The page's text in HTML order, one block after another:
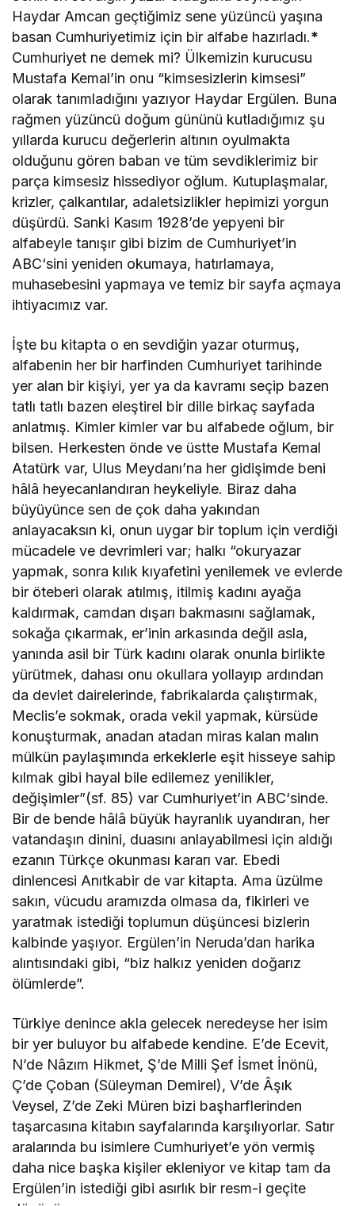
Haydar Amcan geçtiğimiz sene yüzüncü yaşına
basan Cumhuriyetimiz için bir alfabe hazırladı.*
Cumhuriyet ne demek mi? Ülkemizin kurucusu
Mustafa Kemal’in onu “kimsesizlerin kimsesi”
olarak tanımladığını yazıyor Haydar Ergülen. Buna
rağmen yüzüncü doğum gününü kutladığımız şu
yıllarda kurucu değerlerin altının oyulmakta
olduğunu gören baban ve tüm sevdiklerimiz bir
parça kimsesiz hissediyor oğlum. Kutuplaşmalar,
krizler, çalkantılar, adaletsizlikler hepimizi yorgun
düşürdü. Sanki Kasım 1928’de yepyeni bir
alfabeyle tanışır gibi bizim de Cumhuriyet’in
ABC‘sini yeniden okumaya, hatırlamaya,
muhasebesini yapmaya ve temiz bir sayfa açmaya
ihtiyacımız var.
İşte bu kitapta o en sevdiğin yazar oturmuş,
alfabenin her bir harfinden Cumhuriyet tarihinde
yer alan bir kişiyi, yer ya da kavramı seçip bazen
tatlı tatlı bazen eleştirel bir dille birkaç sayfada
anlatmış. Kimler kimler var bu alfabede oğlum, bir
bilsen. Herkesten önde ve üstte Mustafa Kemal
Atatürk var, Ulus Meydanı’na her gidişimde beni
hâlâ heyecanlandıran heykeliyle. Biraz daha
büyüyünce sen de çok daha yakından
anlayacaksın ki, onun uygar bir toplum için verdiği
mücadele ve devrimleri var; halkı “okuryazar
yapmak, sonra kılık kıyafetini yenilemek ve evlerde
bir öteberi olarak atılmış, itilmiş kadını ayağa
kaldırmak, camdan dışarı bakmasını sağlamak,
sokağa çıkarmak, er’inin arkasında değil asla,
yanında asil bir Türk kadını olarak onunla birlikte
yürütmek, dahası onu okullara yollayıp ardından
da devlet dairelerinde, fabrikalarda çalıştırmak,
Meclis’e sokmak, orada vekil yapmak, kürsüde
konuşturmak, anadan atadan miras kalan malın
mülkün paylaşımında erkeklerle eşit hisseye sahip
kılmak gibi hayal bile edilemez yenilikler,
değişimler”(sf. 85) var Cumhuriyet’in ABC‘sinde.
Bir de bende hâlâ büyük hayranlık uyandıran, her
vatandaşın dinini, duasını anlayabilmesi için aldığı
ezanın Türkçe okunması kararı var. Ebedi
dinlencesi Anıtkabir de var kitapta. Ama üzülme
sakın, vücudu aramızda olmasa da, fikirleri ve
yaratmak istediği toplumun düşüncesi bizlerin
kalbinde yaşıyor. Ergülen’in Neruda’dan harika
alıntısındaki gibi, “biz halkız yeniden doğarız
ölümlerde”.
Türkiye denince akla gelecek neredeyse her isim
bir yer buluyor bu alfabede kendine. E’de Ecevit,
N’de Nâzım Hikmet, Ş’de Milli Şef İsmet İnönü,
Ç’de Çoban (Süleyman Demirel), V’de Âşık
Veysel, Z’de Zeki Müren bizi başharflerinden
taşarcasına kitabın sayfalarında karşılıyorlar. Satır
aralarında bu isimlere Cumhuriyet’e yön vermiş
daha nice başka kişiler ekleniyor ve kitap tam da
Ergülen’in istediği gibi asırlık bir resm-i geçite